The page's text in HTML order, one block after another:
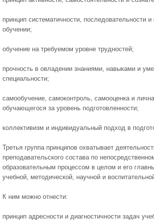
принцип систематичности, последовательности и
обучении;
обучение на требуемом уровне трудностей;
прочность в овладении знаниями, навыками и
специальности;
самообучение, самоконтроль, самооценка и
обучающегося за уровень подготовленности;
коллективизм и индивидуальный подход в
Третья группа принципов охватывает
преподавательского состава по
образовательным процессом в целом и его
учебной, методической, научной и
К ним можно отнести:
принцип адресности и диагностичности задач